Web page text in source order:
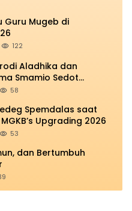
Guru Mugeb di
122
Aladhika dan
Smamio Sedot
Upgrading 2026
58
Spemdalas saat
Upgrading 2026
53
dan Bertumbuh